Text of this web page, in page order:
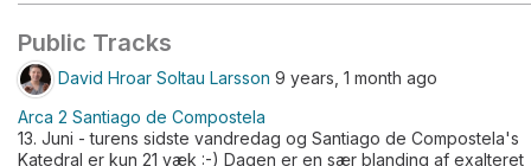
Public Tracks
David Hroar Soltau Larsson 9 years, 1 month ago
Arca 2 Santiago de Compostela
13. Juni - turens sidste vandredag og Santiago de Compostela's
Katedral er kun 21 væk :-) Dagen er en sær blanding af exalteret